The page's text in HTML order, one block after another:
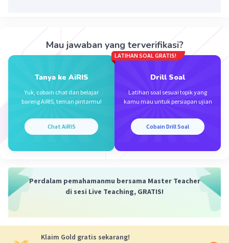
Mau jawaban yang terverifikasi?
Tanya ke AiRIS
Yuk, cobain chat dan belajar
bareng AiRIS, teman pintarmu!
Chat AiRIS
LATIHAN SOAL GRATIS!
Drill Soal
Latihan soal sesuai topik yang
kamu mau untuk persiapan ujian
Cobain Drill Soal
Perdalam pemahamanmu bersama Master Teacher
di sesi Live Teaching, GRATIS!
Klaim Gold gratis sekarang!